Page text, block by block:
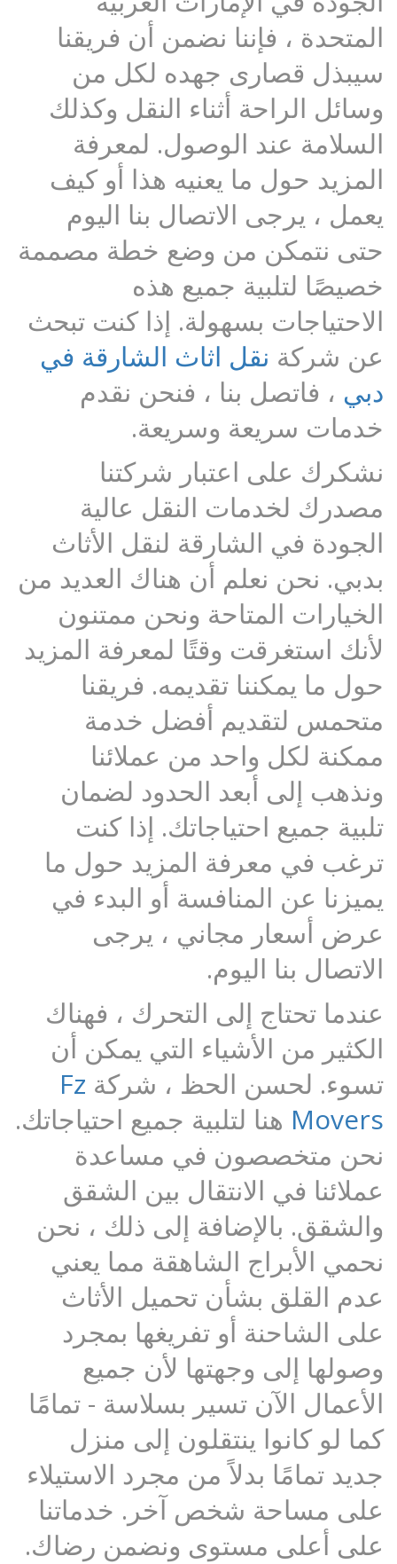
المتحدة ، فإننا نضمن أن فريقنا
سيبذل قصارى جهده لكل من
وسائل الراحة أثناء النقل وكذلك
السلامة عند الوصول. لمعرفة
المزيد حول ما يعنيه هذا أو كيف
يعمل ، يرجى الاتصال بنا اليوم
حتى نتمكن من وضع خطة مصممة
خصيصًا لتلبية جميع هذه
الاحتياجات بسهولة. إذا كنت تبحث
عن شركةنقل اثاث الشارقة في
دبي ، فاتصل بنا ، فنحن نقدم
خدمات سريعة وسريعة.
نشكرك على اعتبار شركتنا
مصدرك لخدمات النقل عالية
الجودة في الشارقة لنقل الأثاث
بدبي. نحن نعلم أن هناك العديد من
الخيارات المتاحة ونحن ممتنون
لأنك استغرقت وقتًا لمعرفة المزيد
حول ما يمكننا تقديمه. فريقنا
متحمس لتقديم أفضل خدمة
ممكنة لكل واحد من عملائنا
ونذهب إلى أبعد الحدود لضمان
تلبية جميع احتياجاتك. إذا كنت
ترغب في معرفة المزيد حول ما
يميزنا عن المنافسة أو البدء في
عرض أسعار مجاني ، يرجى
الاتصال بنا اليوم.
عندما تحتاج إلى التحرك ، فهناك
الكثير من الأشياء التي يمكن أن
تسوء. لحسن الحظ ، شركةFz
Moversهنا لتلبية جميع احتياجاتك.
نحن متخصصون في مساعدة
عملائنا في الانتقال بين الشقق
والشقق. بالإضافة إلى ذلك ، نحن
نحمي الأبراج الشاهقة مما يعني
عدم القلق بشأن تحميل الأثاث
على الشاحنة أو تفريغها بمجرد
وصولها إلى وجهتها لأن جميع
الأعمال الآن تسير بسلاسة - تمامًا
كما لو كانوا ينتقلون إلى منزل
جديد تمامًا بدلاً من مجرد الاستيلاء
على مساحة شخص آخر. خدماتنا
على أعلى مستوى ونضمن رضاك.